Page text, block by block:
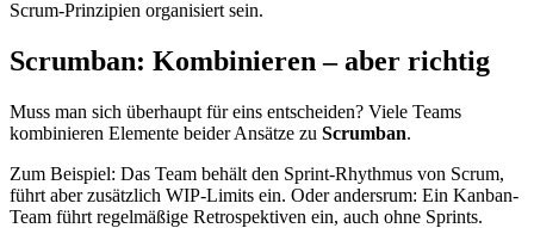
Scrum-Prinzipien organisiert sein.
Scrumban: Kombinieren – aber richtig
Muss man sich überhaupt für eins entscheiden? Viele Teams
kombinieren Elemente beider Ansätze zu Scrumban.
Zum Beispiel: Das Team behält den Sprint-Rhythmus von Scrum,
führt aber zusätzlich WIP-Limits ein. Oder andersrum: Ein Kanban-
Team führt regelmäßige Retrospektiven ein, auch ohne Sprints.